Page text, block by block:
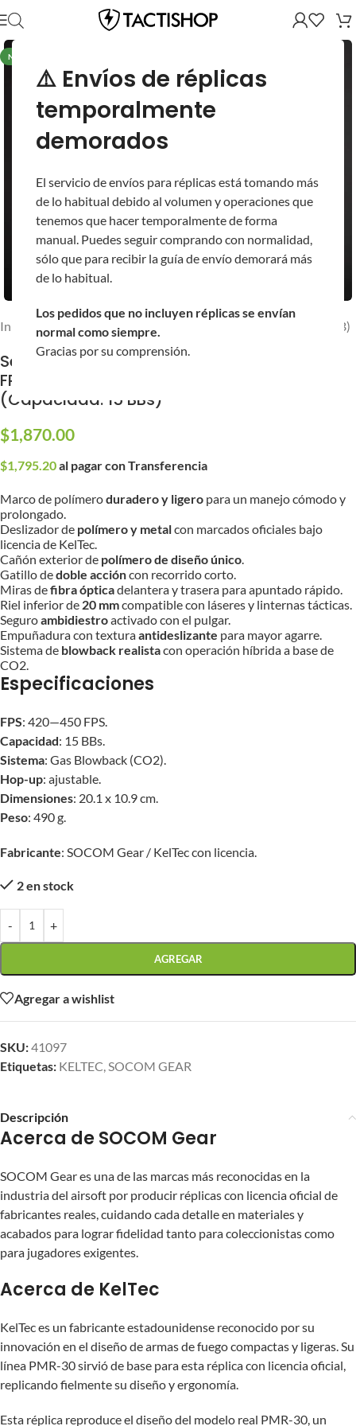
⚠️ Envíos de réplicas
temporalmente
demorados
El servicio de envíos para réplicas está tomando más
de lo habitual debido al volumen y operaciones que
tenemos que hacer temporalmente de forma
manual. Puedes seguir comprando con normalidad,
sólo que para recibir la guía de envío demorará más
de lo habitual.
Los pedidos que no incluyen réplicas se envían
normal como siempre.
Gracias por su comprensión.
NUEVO
Inicio Réplicas Réplicas de Gas (GBB/NBB) Pistolas (GBB/NBB)
Secundaria PMR30 CO2 Gas Blowback 450
FPS SOCOM Gear x KelTec para Airsoft
(Capacidad: 15 BBs)
$1,870.00
$1,795.20al pagar con Transferencia
Marco de polímeroduradero y ligero para un manejo cómodo y
prolongado.
Deslizador de polímero y metalcon marcados oficiales bajo
licencia de KelTec.
Cañón exterior de polímero de diseño único.
Gatillo dedoble accióncon recorrido corto.
Miras defibra ópticadelantera y trasera para apuntado rápido.
Riel inferior de 20 mmcompatible con láseres y linternas tácticas.
Seguroambidiestroactivado con el pulgar.
Empuñadura con texturaantideslizante para mayor agarre.
Sistema de blowback realistacon operación híbrida a base de
CO2.
Especificaciones
FPS: 420—450 FPS.
Capacidad: 15 BBs.
Sistema: Gas Blowback (CO2).
Hop-up: ajustable.
Dimensiones: 20.1 x 10.9 cm.
Peso: 490 g.
Fabricante: SOCOM Gear / KelTec con licencia.
2 en stock
- +
AGREGAR
Agregar a wishlist
SKU:41097
Etiquetas: KELTEC,SOCOM GEAR
Descripción
Acerca de SOCOM Gear
SOCOM Gear es una de las marcas más reconocidas en la
industria del airsoft por producir réplicas con licencia oficial de
fabricantes reales, cuidando cada detalle en materiales y
acabados para lograr fidelidad tanto para coleccionistas como
para jugadores exigentes.
Acerca de KelTec
KelTec es un fabricante estadounidense reconocido por su
innovación en el diseño de armas de fuego compactas y ligeras. Su
línea PMR-30 sirvió de base para esta réplica con licencia oficial,
replicando fielmente su diseño y ergonomía.
Esta réplica reproduce el diseño del modelo real PMR-30, un